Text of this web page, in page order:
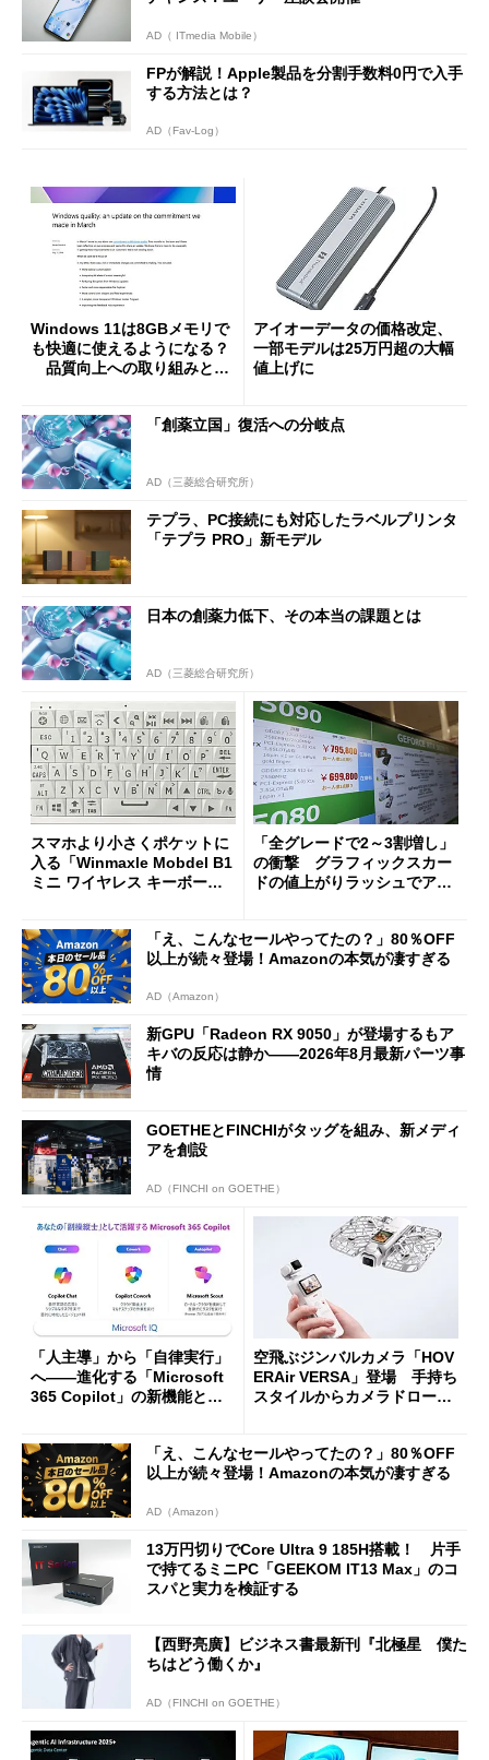
AD（ ITmedia Mobile）
FPが解説！Apple製品を分割手数料0円で入手
する方法とは？
AD（Fav-Log）
Windows 11は8GBメモリで
も快適に使えるようになる？
品質向上への取り組みと
アイオーデータの価格改定、
一部モデルは25万円超の大幅
値上げに
「創薬立国」復活への分岐点
AD（三菱総合研究所）
テプラ、PC接続にも対応したラベルプリンタ
「テプラ PRO」新モデル
日本の創薬力低下、その本当の課題とは
AD（三菱総合研究所）
スマホより小さくポケットに
入る「Winmaxle Mobdel B1
ミニ ワイヤレス キーボー
「全グレードで2～3割増し」
の衝撃 グラフィックスカー
ドの値上がりラッシュでアキ
「え、こんなセールやってたの？」80％OFF
以上が続々登場！Amazonの本気が凄すぎる
AD（Amazon）
新GPU「Radeon RX 9050」が登場するもア
キバの反応は静か――2026年8月最新パーツ事
情
GOETHEとFINCHIがタッグを組み、新メディ
アを創設
AD（FINCHI on GOETHE）
「人主導」から「自律実行」
へ――進化する「Microsoft
365 Copilot」の新機能とエ
空飛ぶジンバルカメラ「HOV
ERAir VERSA」登場 手持ち
スタイルからカメラドローン
「え、こんなセールやってたの？」80％OFF
以上が続々登場！Amazonの本気が凄すぎる
AD（Amazon）
13万円切りでCore Ultra 9 185H搭載！ 片手
で持てるミニPC「GEEKOM IT13 Max」のコ
スパと実力を検証する
【西野亮廣】ビジネス書最新刊『北極星 僕た
ちはどう働くか』
AD（FINCHI on GOETHE）